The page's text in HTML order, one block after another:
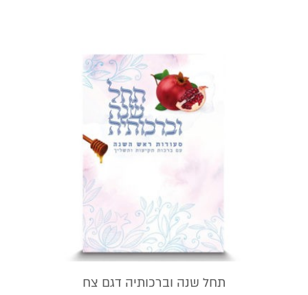
תחל שנה וברכותיה דגם צח